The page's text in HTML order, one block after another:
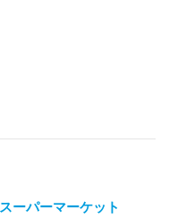
スーパーマーケット